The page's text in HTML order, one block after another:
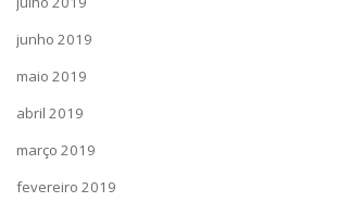
junho 2019
maio 2019
abril 2019
março 2019
fevereiro 2019